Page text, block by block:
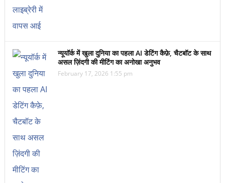
न्यूयॉर्क में खुला दुनिया का पहला AI डेटिंग कैफ़े, चैटबॉट के साथ
असल ज़िंदगी की मीटिंग का अनोखा अनुभव
February 17, 2026 1:55 pm